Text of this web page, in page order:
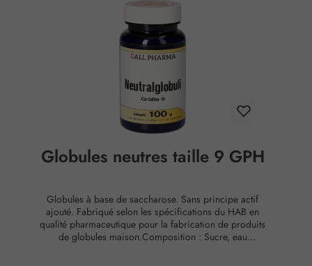
Globules neutres taille 9 GPH
Globules à base de saccharose. Sans principe actif
ajouté. Fabriqué selon les spécifications du HAB en
qualité pharmaceutique pour la fabrication de produits
de globules maison.Composition : Sucre, eau